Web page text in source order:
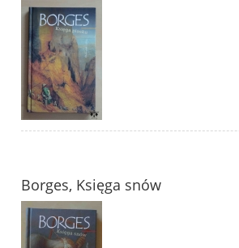
Borges, Księga snów